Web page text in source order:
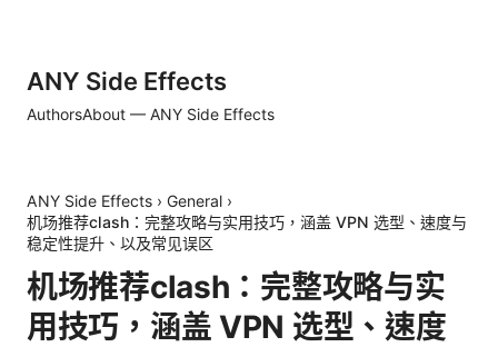
ANY Side Effects
AuthorsAbout — ANY Side Effects
ANY Side Effects › General ›
机场推荐clash：完整攻略与实用技巧，涵盖 VPN 选型、速度与
稳定性提升、以及常见误区
机场推荐clash：完整攻略与实
用技巧，涵盖 VPN 选型、速度